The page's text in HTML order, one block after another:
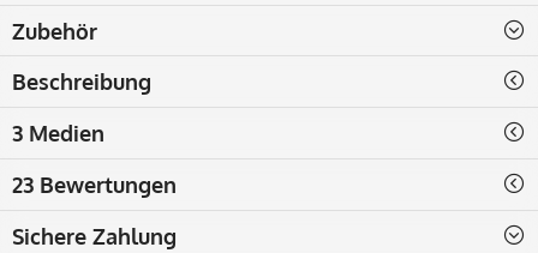
Zubehör
Beschreibung
3 Medien
23 Bewertungen
Sichere Zahlung